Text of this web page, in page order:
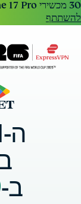
להשתתף
ב-